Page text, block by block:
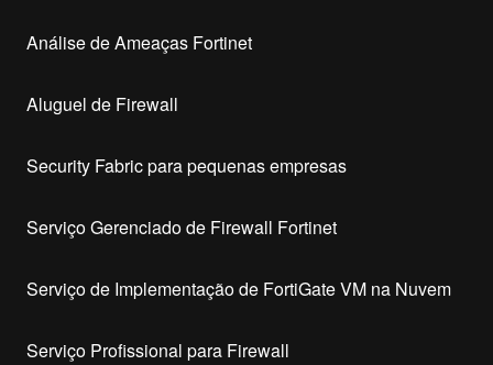
Análise de Ameaças Fortinet
Aluguel de Firewall
Security Fabric para pequenas empresas
Serviço Gerenciado de Firewall Fortinet
Serviço de Implementação de FortiGate VM na Nuvem
Serviço Profissional para Firewall